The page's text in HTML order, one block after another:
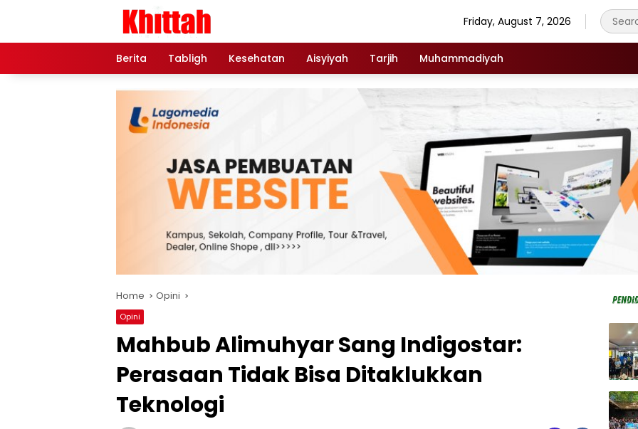
Friday, August 7, 2026
Berita Tabligh Kesehatan Aisyiyah Tarjih Muhammadiyah
Home Opini
Opini
Mahbub Alimuhyar Sang Indigostar:
Perasaan Tidak Bisa Ditaklukkan
Teknologi